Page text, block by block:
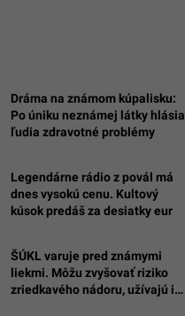
Dráma na známom kúpalisku:
Po úniku neznámej látky hlásia
ľudia zdravotné problémy
Legendárne rádio z povál má
dnes vysokú cenu. Kultový
kúsok predáš za desiatky eur
ŠÚKL varuje pred známymi
liekmi. Môžu zvyšovať riziko
zriedkavého nádoru, užívajú ich